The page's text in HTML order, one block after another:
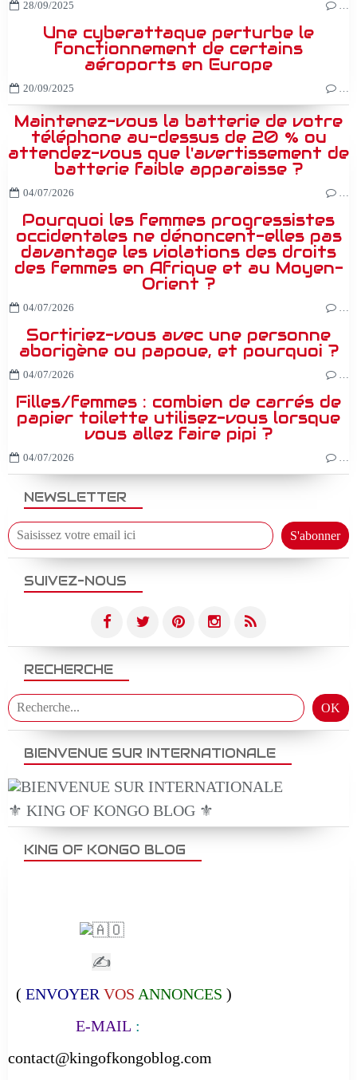
NEWSLETTER
SUIVEZ-NOUS
RECHERCHE
BIENVENUE SUR INTERNATIONALE
⚜️ KING OF KONGO BLOG ⚜️
28/09/2025
Une cyberattaque perturbe le
fonctionnement de certains
aéroports en Europe
20/09/2025
Maintenez-vous la batterie de votre
téléphone au-dessus de 20 % ou
attendez-vous que l'avertissement de
batterie faible apparaisse ?
04/07/2026
Pourquoi les femmes progressistes
occidentales ne dénoncent-elles pas
davantage les violations des droits
des femmes en Afrique et au Moyen-
Orient ?
04/07/2026
Sortiriez-vous avec une personne
aborigène ou papoue, et pourquoi ?
04/07/2026
Filles/femmes : combien de carrés de
papier toilette utilisez-vous lorsque
vous allez faire pipi ?
04/07/2026
KING OF KONGO BLOG
✍
( ENVOYER VOS ANNONCES )
E-MAIL :
contact@kingofkongoblog.com